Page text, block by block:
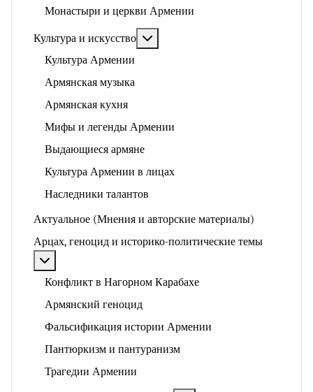
Монастыри и церкви Армении
Культура и искусство
Культура Армении
Армянская музыка
Армянская кухня
Мифы и легенды Армении
Выдающиеся армяне
Культура Армении в лицах
Наследники талантов
Актуальное (Мнения и авторские материалы)
Арцах, геноцид и историко-политические темы
Конфликт в Нагорном Карабахе
Армянский геноцид
Фальсификация истории Армении
Пантюркизм и пантуранизм
Трагедии Армении